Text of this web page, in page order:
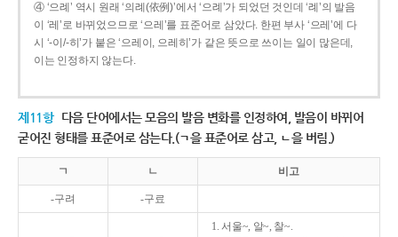
④ ‘으례’ 역시 원래 ‘의례(依例)’에서 ‘으례’가 되었던 것인데 ‘례’의 발음
이 ‘레’로 바뀌었으므로 ‘으레’를 표준어로 삼았다. 한편 부사 ‘으레’에 다
시 ‘-이/-히’가 붙은 ‘으레이, 으레히’가 같은 뜻으로 쓰이는 일이 많은데,
이는 인정하지 않는다.
제11항 다음 단어에서는 모음의 발음 변화를 인정하여, 발음이 바뀌어
굳어진 형태를 표준어로 삼는다.(ㄱ을 표준어로 삼고, ㄴ을 버림.)
ㄱ ㄴ 비고
-구려 -구료
1. 서울~, 알~, 찰~.